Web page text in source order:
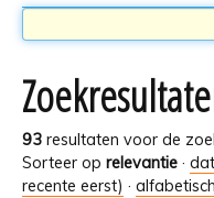
93 resultaten voor de
Sorteer op relevantie ·
recente eerst) · alfabetisch